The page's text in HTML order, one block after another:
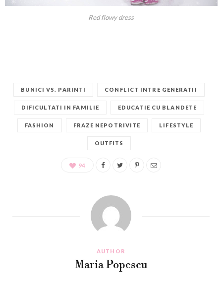
Red flowy dress
BUNICI VS. PARINTI CONFLICT INTRE GENERATII
DIFICULTATI IN FAMILIE EDUCATIE CU BLANDETE
FASHION FRAZE NEPOTRIVITE LIFESTYLE
OUTFITS
94
AUTHOR
Maria Popescu